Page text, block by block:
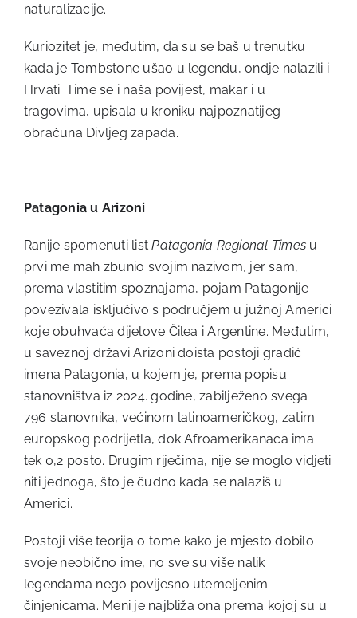
naturalizacije.
Kuriozitet je, međutim, da su se baš u trenutku
kada je Tombstone ušao u legendu, ondje nalazili i
Hrvati. Time se i naša povijest, makar i u
tragovima, upisala u kroniku najpoznatijeg
obračuna Divljeg zapada.
Patagonia u Arizoni
Ranije spomenuti listPatagonia Regional Times u
prvi me mah zbunio svojim nazivom, jer sam,
prema vlastitim spoznajama, pojam Patagonije
povezivala isključivo s područjem u južnoj Americi
koje obuhvaća dijelove Čilea i Argentine. Međutim,
u saveznoj državi Arizoni doista postoji gradić
imena Patagonia, u kojem je, prema popisu
stanovništva iz 2024. godine, zabilježeno svega
796 stanovnika, većinom latinoameričkog, zatim
europskog podrijetla, dok Afroamerikanaca ima
tek 0,2 posto. Drugim riječima, nije se moglo vidjeti
niti jednoga, što je čudno kada se nalaziš u
Americi.
Postoji više teorija o tome kako je mjesto dobilo
svoje neobično ime, no sve su više nalik
legendama nego povijesno utemeljenim
činjenicama. Meni je najbliža ona prema kojoj su u